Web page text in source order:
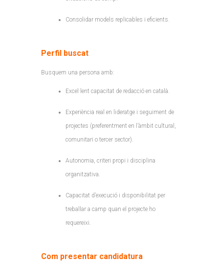
Consolidar models replicables i eficients.
Perfil buscat
Busquem una persona amb:
Excel·lent capacitat de redacció en català.
Experiència real en lideratge i seguiment de
projectes (preferentment en l’àmbit cultural,
comunitari o tercer sector).
Autonomia, criteri propi i disciplina
organitzativa.
Capacitat d’execució i disponibilitat per
treballar a camp quan el projecte ho
requereixi.
Com presentar candidatura